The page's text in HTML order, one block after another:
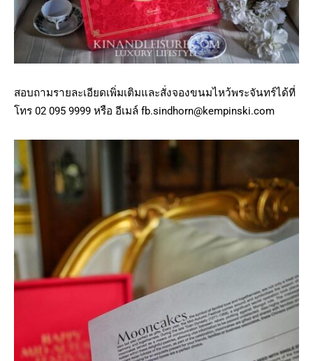
สอบถามรายละเอียดเพิ่มเติมและสั่งจองขนมไหว้พระจันทร์ได้ที่
โทร 02 095 9999 หรือ อีเมล์ fb.sindhorn@kempinski.com